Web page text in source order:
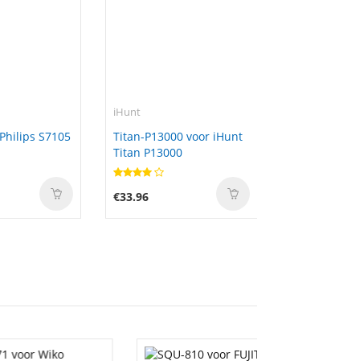
S7105
iHunt
Titan-P13000 voor iHunt
Titan P13000
€33.96